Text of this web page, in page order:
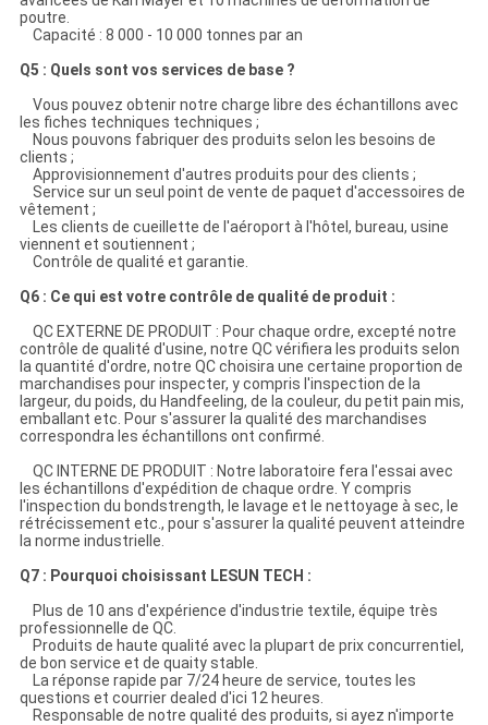
poutre.
Capacité : 8 000 - 10 000 tonnes par an
Q5 : Quels sont vos services de base ?
Vous pouvez obtenir notre charge libre des échantillons avec
les fiches techniques techniques ;
Nous pouvons fabriquer des produits selon les besoins de
clients ;
Approvisionnement d'autres produits pour des clients ;
Service sur un seul point de vente de paquet d'accessoires de
vêtement ;
Les clients de cueillette de l'aéroport à l'hôtel, bureau, usine
viennent et soutiennent ;
Contrôle de qualité et garantie.
Q6 : Ce qui est votre contrôle de qualité de produit :
QC EXTERNE DE PRODUIT : Pour chaque ordre, excepté notre
contrôle de qualité d'usine, notre QC vérifiera les produits selon
la quantité d'ordre, notre QC choisira une certaine proportion de
marchandises pour inspecter, y compris l'inspection de la
largeur, du poids, du Handfeeling, de la couleur, du petit pain mis,
emballant etc. Pour s'assurer la qualité des marchandises
correspondra les échantillons ont confirmé.
QC INTERNE DE PRODUIT : Notre laboratoire fera l'essai avec
les échantillons d'expédition de chaque ordre. Y compris
l'inspection du bondstrength, le lavage et le nettoyage à sec, le
rétrécissement etc., pour s'assurer la qualité peuvent atteindre
la norme industrielle.
Q7 : Pourquoi choisissant LESUN TECH :
Plus de 10 ans d'expérience d'industrie textile, équipe très
professionnelle de QC.
Produits de haute qualité avec la plupart de prix concurrentiel,
de bon service et de quaity stable.
La réponse rapide par 7/24 heure de service, toutes les
questions et courrier dealed d'ici 12 heures.
Responsable de notre qualité des produits, si ayez n'importe